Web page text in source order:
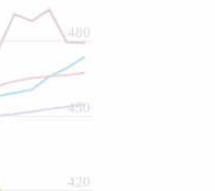
420
450
480